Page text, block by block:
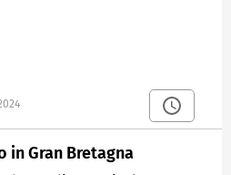
in Gran Bretagna